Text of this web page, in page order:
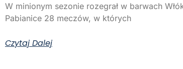
W minionym sezonie rozegrał w barwach
Pabianice 28 meczów, w których
Czytaj Dalej